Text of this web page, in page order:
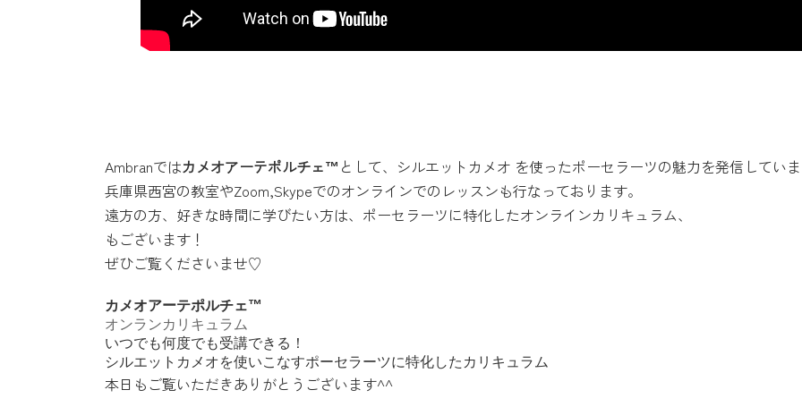
Ambranではカメオアーテポルチェ™️ として、シルエットカメオ を使ったポーセラーツの魅力を発信してい
兵庫県西宮の教室やZoom,Skypeでのオンラインでのレッスンも行なっております。
遠方の方、好きな時間に学びたい方は、ポーセラーツに特化したオンラインカリキュラム、
もございます！
ぜひご覧くださいませ♡
カメオアーテポルチェ™️
オンランカリキュラム
いつでも何度でも受講できる！
シルエットカメオを使いこなすポーセラーツに特化したカリキュラム
本日もご覧いただきありがとうございます^^